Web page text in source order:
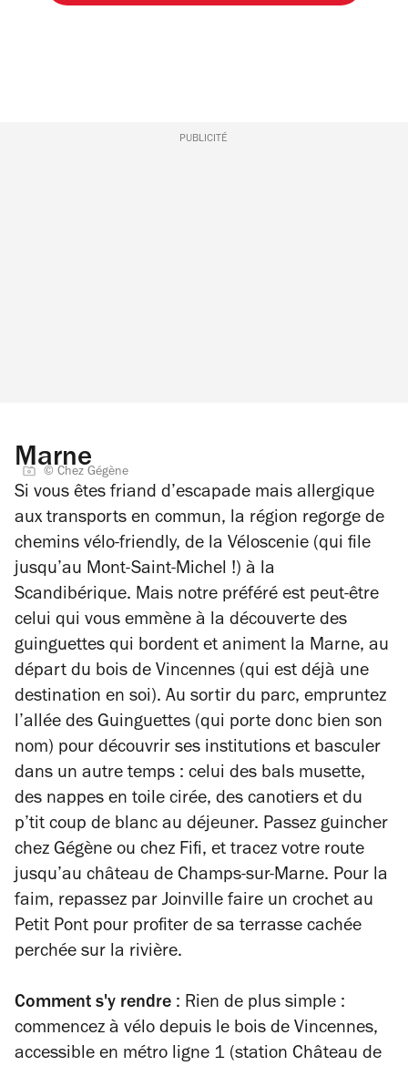
PUBLICITÉ
Marne
© Chez Gégène
Si vous êtes friand d’escapade mais allergique
aux transports en commun, la région regorge de
chemins vélo-friendly, de la Véloscenie (qui file
jusqu’au Mont-Saint-Michel !) à la
Scandibérique. Mais notre préféré est peut-être
celui qui vous emmène à la découverte des
guinguettes qui bordent et animent la Marne, au
départ du bois de Vincennes (qui est déjà une
destination en soi). Au sortir du parc, empruntez
l’allée des Guinguettes (qui porte donc bien son
nom) pour découvrir ses institutions et basculer
dans un autre temps : celui des bals musette,
des nappes en toile cirée, des canotiers et du
p’tit coup de blanc au déjeuner. Passez guincher
chez Gégène ou chez Fifi, et tracez votre route
jusqu’au château de Champs-sur-Marne. Pour la
faim, repassez par Joinville faire un crochet au
Petit Pont pour profiter de sa terrasse cachée
perchée sur la rivière.
Comment s'y rendre : Rien de plus simple :
commencez à vélo depuis le bois de Vincennes,
accessible en métro ligne 1 (station Château de